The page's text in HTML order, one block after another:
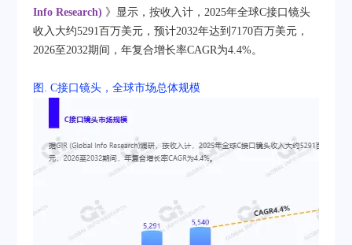
Info Research) 》显示，按收入计，2025年全球C接口镜头
收入大约5291百万美元，预计2032年达到7170百万美元，
2026至2032期间，年复合增长率CAGR为4.4%。
图. C接口镜头，全球市场总体规模